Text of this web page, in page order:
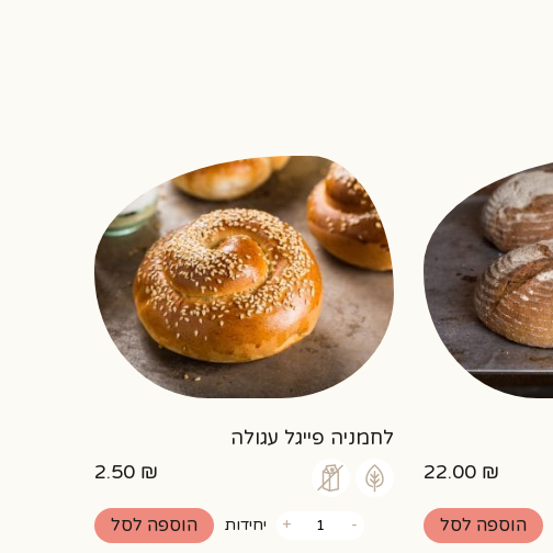
22.00 ₪
הוספה לסל
לחמניה פייגל עגולה
2.50 ₪
-של
+ יחידות הוספה לסל